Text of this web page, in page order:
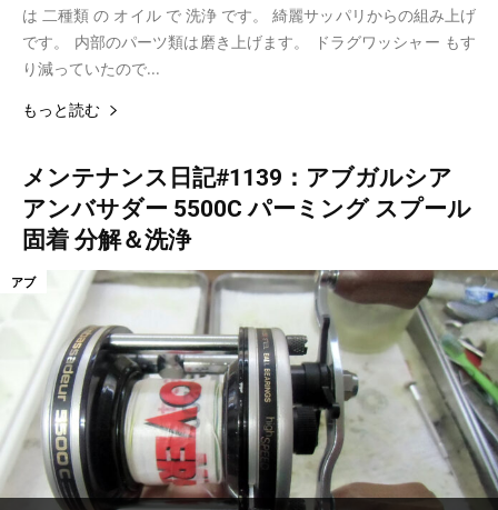
は 二種類 の オイル で 洗浄 です。 綺麗サッパリからの組み上げ
です。 内部のパーツ類は磨き上げます。 ドラグワッシャー もす
り減っていたので...
もっと読む
メンテナンス日記#1139：アブガルシア
アンバサダー 5500C パーミング スプール
固着 分解＆洗浄
アブ